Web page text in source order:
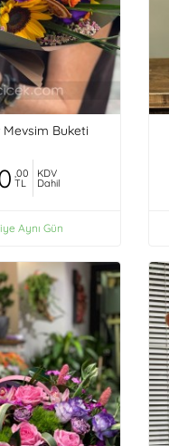
Mevsim Buketi
,00
TL
KDV
Dahil
Aynı Gün